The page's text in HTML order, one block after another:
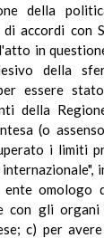
della
di accordi con
in
della
essere
della
(o
i limiti
omologo
con gli
c) per